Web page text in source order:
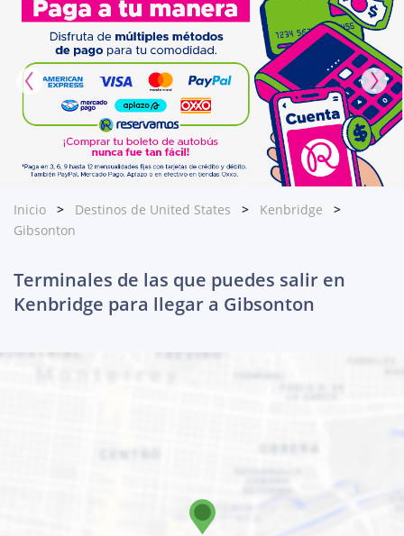
Inicio Destinos de United States
Kenbridge
Gibsonton
Terminales de las que puedes salir en
Kenbridge para llegar a Gibsonton